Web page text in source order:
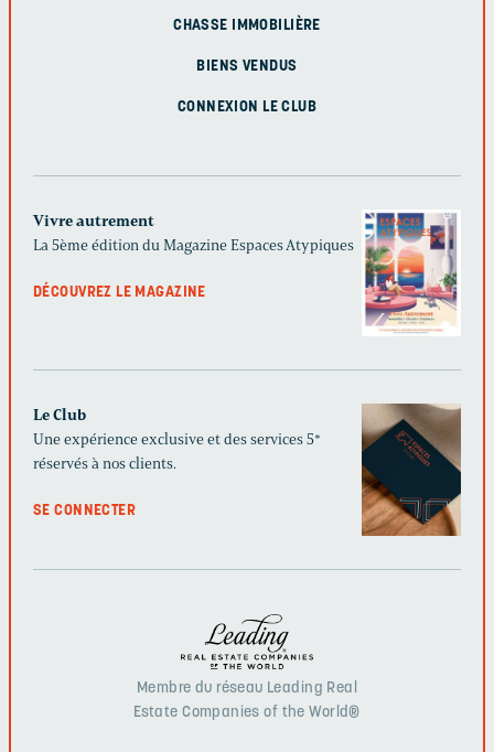
CHASSE IMMOBILIÈRE
BIENS VENDUS
CONNEXION LE CLUB
Vivre autrement
La 5ème édition du Magazine Espaces Atypiques
DÉCOUVREZ LE MAGAZINE
Le Club
Une expérience exclusive et des services 5*
réservés à nos clients.
SE CONNECTER
Membre du réseau Leading Real
Estate Companies of the World®